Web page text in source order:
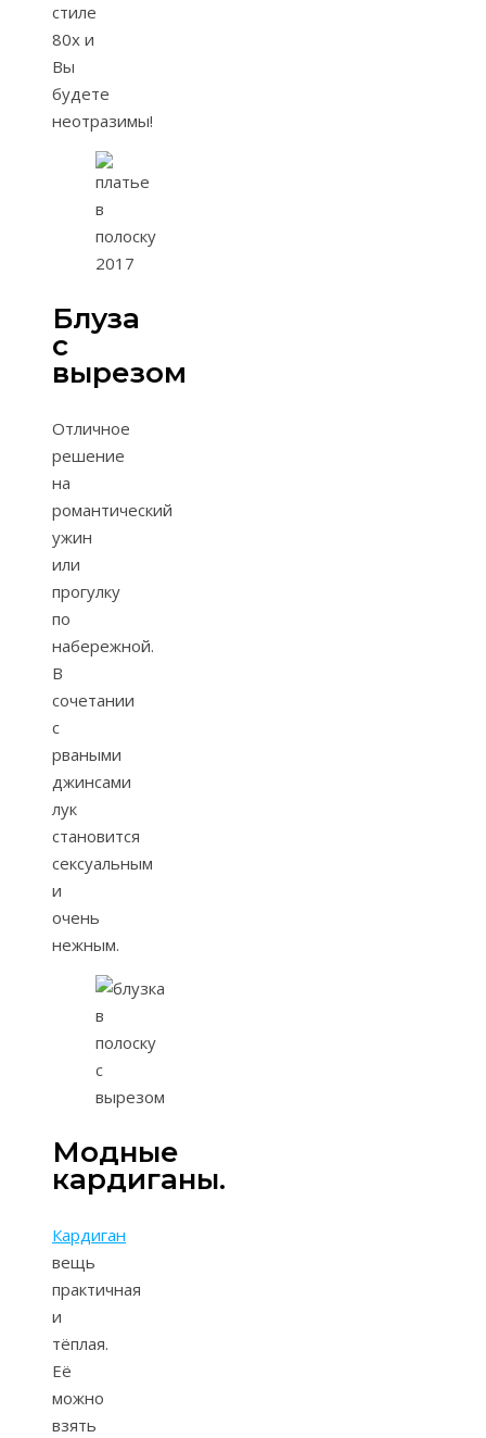
стиле
80х и
Вы
будете
неотразимы!
Блуза
с
вырезом
Отличное
решение
на
романтический
ужин
или
прогулку
по
набережной.
В
сочетании
с
рваными
джинсами
лук
становится
сексуальным
и
очень
нежным.
Модные
кардиганы.
Кардиган
вещь
практичная
и
тёплая.
Её
можно
взять